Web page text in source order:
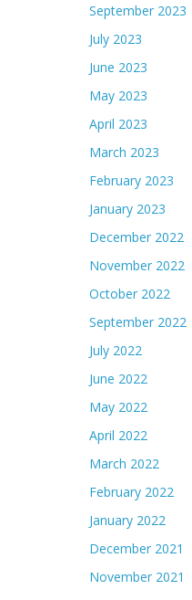
September 2023
July 2023
June 2023
May 2023
April 2023
March 2023
February 2023
January 2023
December 2022
November 2022
October 2022
September 2022
July 2022
June 2022
May 2022
April 2022
March 2022
February 2022
January 2022
December 2021
November 2021